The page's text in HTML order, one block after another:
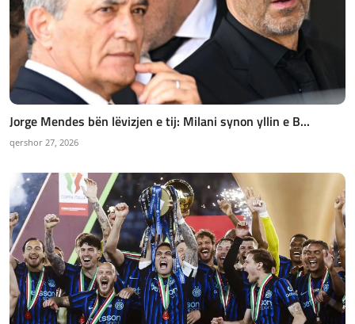
Jorge Mendes bën lëvizjen e tij: Milani synon yllin e B...
qershor 27, 2026